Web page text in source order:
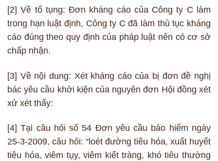
[2] Về tố tụng: Đơn kháng cáo của Công ty C làm
trong hạn luật định, Công ty C đã làm thủ tục kháng
cáo đúng theo quy định của pháp luật nên có cơ sở
chấp nhận.
[3] Về nội dung: Xét kháng cáo của bị đơn đề nghị
bác yêu cầu khởi kiện của nguyên đơn Hội đồng xét
xử xét thấy:
[4] Tại câu hỏi số 54 Đơn yêu cầu bảo hiểm ngày
25-3-2009, câu hỏi: “loét đường tiêu hóa, xuất huyết
tiêu hóa, viêm tụy, viêm kiết tràng, khó tiêu thường